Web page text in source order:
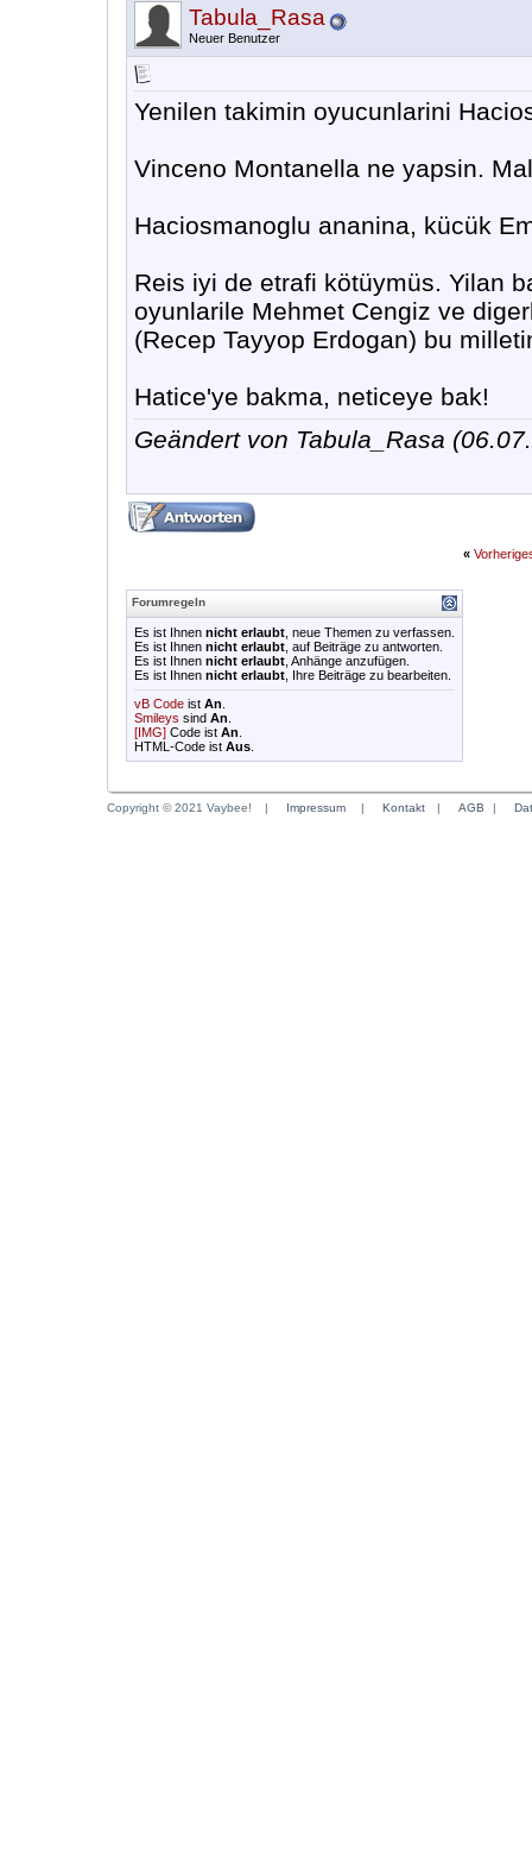
Tabula_Rasa
Neuer Benutzer
Yenilen takimin oyucunlarini
Vinceno Montanella ne yapsin.
Haciosmanoglu ananina, kücük
Reis iyi de etrafi kötüymüs. Yilan
oyunlarile Mehmet Cengiz ve
(Recep Tayyop Erdogan) bu
Hatice'ye bakma, neticeye bak!
Geändert von Tabula_Rasa
«
Forumregeln
Es ist Ihnen nicht erlaubt , neue Themen zu verfassen.
Es ist Ihnen nicht erlaubt , auf Beiträge zu antworten.
Es ist Ihnen nicht erlaubt , Anhänge anzufügen.
Es ist Ihnen nicht erlaubt , Ihre Beiträge zu bearbeiten.
vB Code ist An
Smileys sind An
[IMG] Code ist An
HTML-Code ist Aus
Copyright © 2021 Vaybee! | Impressum | Kontakt | AGB |